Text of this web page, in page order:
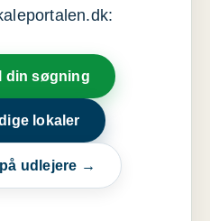
din søgning
lokaler
udlejere →